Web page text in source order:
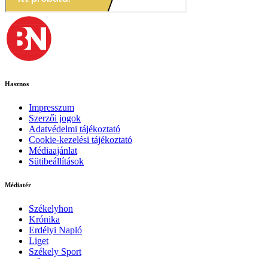
Hasznos
Impresszum
Szerzői jogok
Adatvédelmi tájékoztató
Cookie-kezelési tájékoztató
Médiaajánlat
Sütibeállítások
Médiatér
Székelyhon
Krónika
Erdélyi Napló
Liget
Székely Sport